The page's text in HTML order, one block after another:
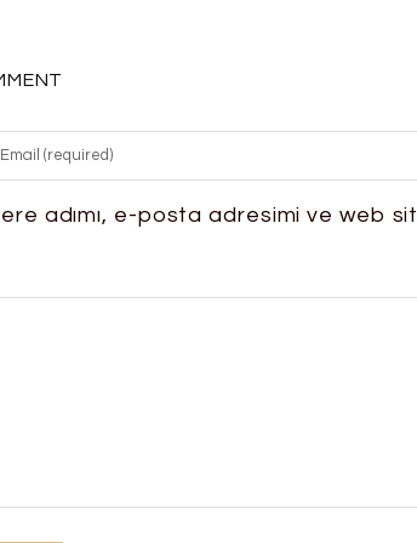
adımı, e-posta adresimi ve web